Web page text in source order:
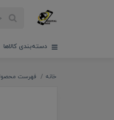
دسته‌بندی کالاها
خانه فهرست